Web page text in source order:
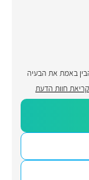
באמת את הבעיה
חוות הדעת